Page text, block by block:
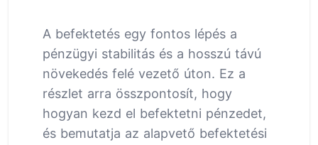
A befektetés egy fontos lépés a
pénzügyi stabilitás és a hosszú távú
növekedés felé vezető úton. Ez a
részlet arra összpontosít, hogy
hogyan kezd el befektetni pénzedet,
és bemutatja az alapvető befektetési